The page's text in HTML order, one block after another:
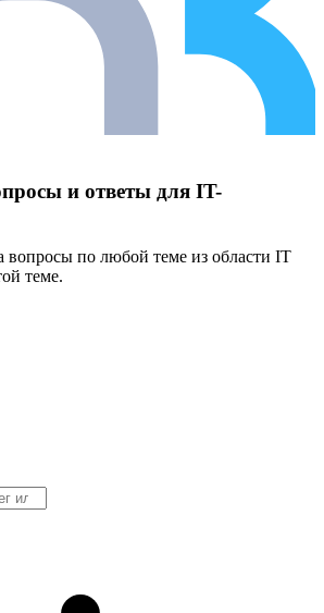
и ответы для IT-
вопросы по любой теме из области IT
теме.